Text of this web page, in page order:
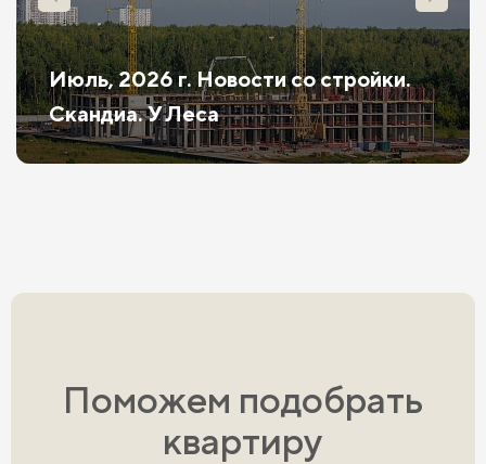
Июль, 2026 г. Новости со стройки.
Скандиа. У Леса
Поможем подобрать
квартиру